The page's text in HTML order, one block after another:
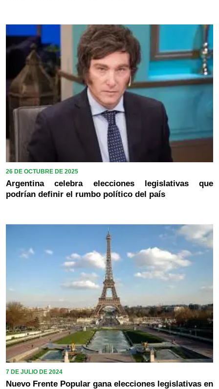
26 DE OCTUBRE DE 2025
Argentina celebra elecciones legislativas que
podrían definir el rumbo político del país
7 DE JULIO DE 2024
Nuevo Frente Popular gana elecciones legislativas en